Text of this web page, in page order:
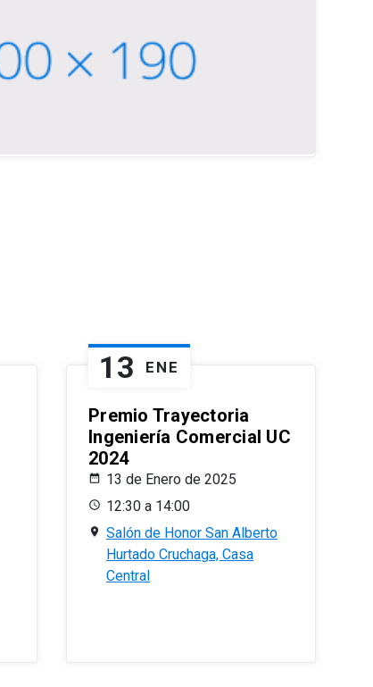
13 ENE
Premio Trayectoria
Ingeniería Comercial UC
2024
13 de Enero de 2025
12:30 a 14:00
Salón de Honor San Alberto
Hurtado Cruchaga, Casa
Central